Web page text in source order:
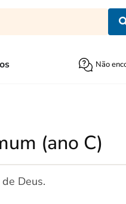
Não
(ano C)
Deus.